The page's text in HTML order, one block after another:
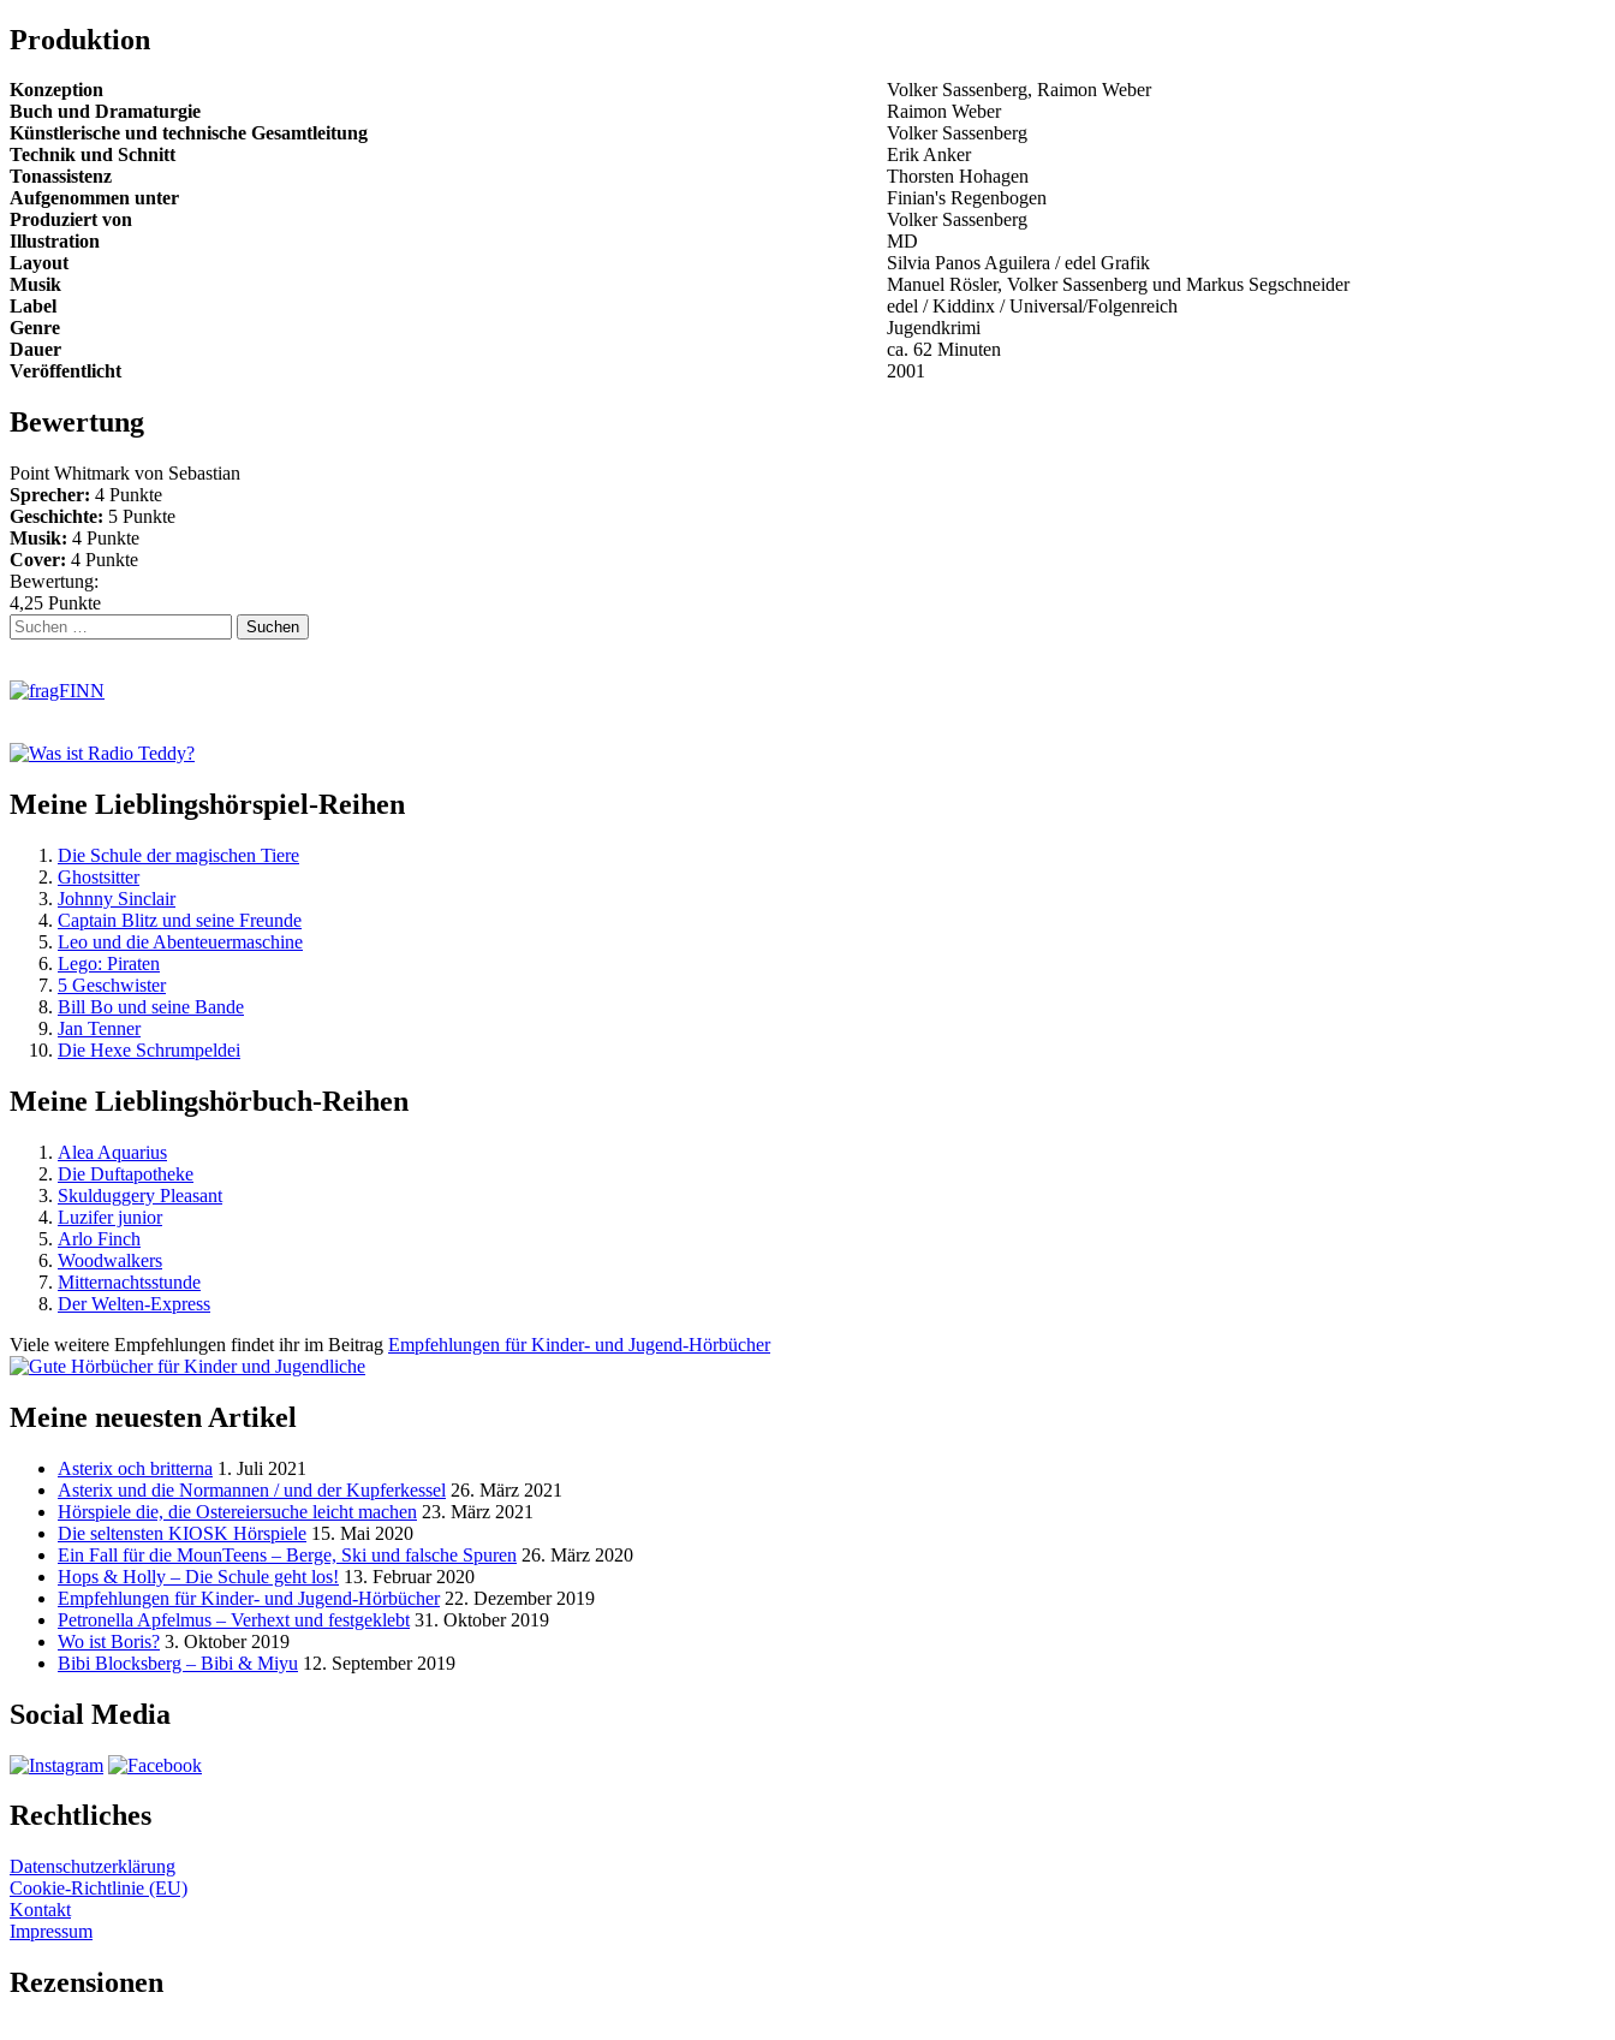
Produktion
Konzeption
Volker Sassenberg, Raimon Weber
Buch und Dramaturgie
Raimon Weber
Künstlerische und technische Gesamtleitung
Volker Sassenberg
Technik und Schnitt
Erik Anker
Tonassistenz
Thorsten Hohagen
Aufgenommen unter
Finian's Regenbogen
Produziert von
Volker Sassenberg
Illustration
MD
Layout
Silvia Panos Aguilera / edel Grafik
Musik
Manuel Rösler, Volker Sassenberg und Markus Segschneider
Label
edel / Kiddinx / Universal/Folgenreich
Genre
Jugendkrimi
Dauer
ca. 62 Minuten
Veröffentlicht
2001
Bewertung
Point Whitmark von Sebastian
Sprecher: 4 Punkte
Geschichte: 5 Punkte
Musik: 4 Punkte
Cover: 4 Punkte
Bewertung:
4,25 Punkte
Zum
Footer
Suchen
nach:
Meine Lieblingshörspiel-Reihen
Die Schule der magischen Tiere
Ghostsitter
Johnny Sinclair
Captain Blitz und seine Freunde
Leo und die Abenteuermaschine
Lego: Piraten
5 Geschwister
Bill Bo und seine Bande
Jan Tenner
Die Hexe Schrumpeldei
Meine Lieblingshörbuch-Reihen
Alea Aquarius
Die Duftapotheke
Skulduggery Pleasant
Luzifer junior
Arlo Finch
Woodwalkers
Mitternachtsstunde
Der Welten-Express
Viele weitere Empfehlungen findet ihr im Beitrag Empfehlungen für Kinder- und Jugend-Hörbücher
Meine neuesten Artikel
Asterix och britterna 1. Juli 2021
Asterix und die Normannen / und der Kupferkessel 26. März 2021
Hörspiele die, die Ostereiersuche leicht machen 23. März 2021
Die seltensten KIOSK Hörspiele 15. Mai 2020
Ein Fall für die MounTeens – Berge, Ski und falsche Spuren 26. März 2020
Hops & Holly – Die Schule geht los! 13. Februar 2020
Empfehlungen für Kinder- und Jugend-Hörbücher 22. Dezember 2019
Petronella Apfelmus – Verhext und festgeklebt 31. Oktober 2019
Wo ist Boris? 3. Oktober 2019
Bibi Blocksberg – Bibi & Miyu 12. September 2019
Social Media
Rechtliches
Datenschutzerklärung
Cookie-Richtlinie (EU)
Kontakt
Impressum
Rezensionen